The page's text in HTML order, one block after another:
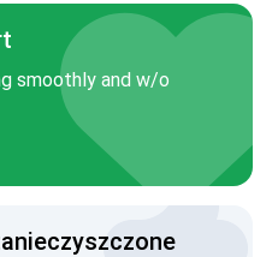
smoothly and w/o